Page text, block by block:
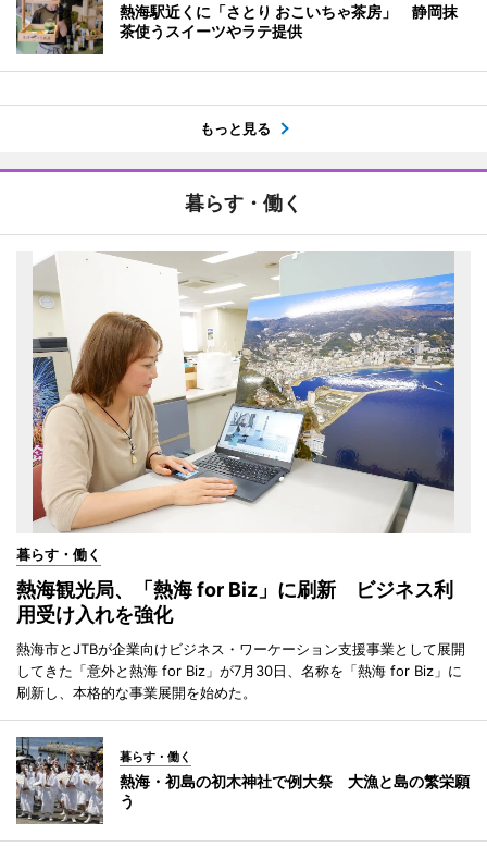
熱海駅近くに「さとり おこいちゃ茶房」 静岡抹
茶使うスイーツやラテ提供
もっと見る
暮らす・働く
暮らす・働く
熱海観光局、「熱海 for Biz」に刷新 ビジネス利
用受け入れを強化
熱海市とJTBが企業向けビジネス・ワーケーション支援事業として展開
してきた「意外と熱海 for Biz」が7月30日、名称を「熱海 for Biz」に
刷新し、本格的な事業展開を始めた。
暮らす・働く
熱海・初島の初木神社で例大祭 大漁と島の繁栄願
う